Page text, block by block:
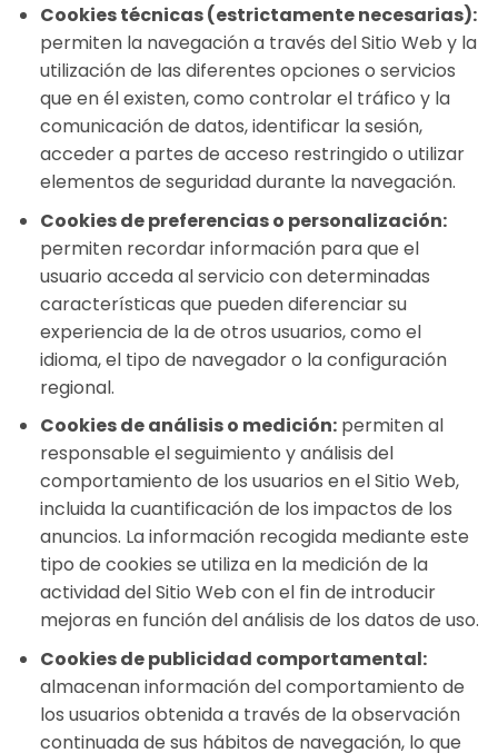
Cookies técnicas (estrictamente necesarias):
permiten la navegación a través del Sitio Web y la
utilización de las diferentes opciones o servicios
que en él existen, como controlar el tráfico y la
comunicación de datos, identificar la sesión,
acceder a partes de acceso restringido o utilizar
elementos de seguridad durante la navegación.
Cookies de preferencias o personalización:
permiten recordar información para que el
usuario acceda al servicio con determinadas
características que pueden diferenciar su
experiencia de la de otros usuarios, como el
idioma, el tipo de navegador o la configuración
regional.
Cookies de análisis o medición:permiten al
responsable el seguimiento y análisis del
comportamiento de los usuarios en el Sitio Web,
incluida la cuantificación de los impactos de los
anuncios. La información recogida mediante este
tipo de cookies se utiliza en la medición de la
actividad del Sitio Web con el fin de introducir
mejoras en función del análisis de los datos de uso.
Cookies de publicidad comportamental:
almacenan información del comportamiento de
los usuarios obtenida a través de la observación
continuada de sus hábitos de navegación, lo que